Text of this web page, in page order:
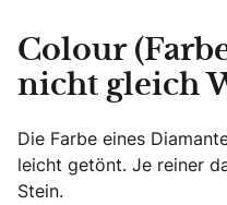
Colour
nicht gleich
Die Farbe eines
leicht getönt. Je reiner
Stein.